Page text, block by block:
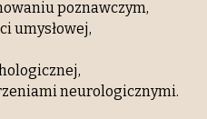
poznawczym,
umysłowej,
neurologicznymi.